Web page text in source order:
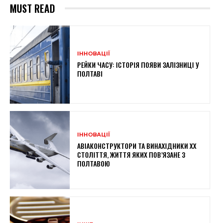
MUST READ
ІННОВАЦІЇ
РЕЙКИ ЧАСУ: ІСТОРІЯ ПОЯВИ ЗАЛІЗНИЦІ У
ПОЛТАВІ
ІННОВАЦІЇ
АВІАКОНСТРУКТОРИ ТА ВИНАХІДНИКИ XX
СТОЛІТТЯ, ЖИТТЯ ЯКИХ ПОВ’ЯЗАНЕ З
ПОЛТАВОЮ